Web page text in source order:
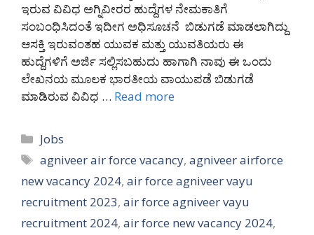
ಇರುವ ವಿವಿಧ ಅಗ್ನಿವೀರರ ಹುದ್ದೆಗಳ ನೇಮಕಾತಿಗೆ
ಸಂಬಂಧಿಸಿದಂತೆ ಇದೀಗ ಅಧಿಸೂಚನೆ ಬಿಡುಗಡೆ ಮಾಡಲಾಗಿದ್ದು
ಆಸಕ್ತಿ ಇರುವಂತಹ ಯುವಕ ಮತ್ತು ಯುವತಿಯರು ಈ
ಹುದ್ದೆಗಳಿಗೆ ಅರ್ಜಿ ಸಲ್ಲಿಸಬಹುದು ಹಾಗಾಗಿ ನಾವು ಈ ಒಂದು
ಲೇಖನಯ ಮೂಲಕ ಭಾರತೀಯ ವಾಯುಪಡೆ ಬಿಡುಗಡೆ
ಮಾಡಿರುವ ವಿವಿಧ … Read more
Categories
Jobs
Tags
agniveer air force vacancy,agniveer airforce
new vacancy 2024, air force agniveer vayu
recruitment 2023, air force agniveer vayu
recruitment 2024, air force new vacancy 2024,